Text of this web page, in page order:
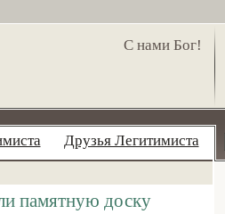
С нами Бог!
Друзья Легитимиста
памятную доску